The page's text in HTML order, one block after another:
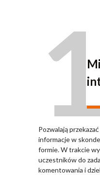
Pozwalają
informacje w
formie. W trakcie
uczestników do
komentowania i